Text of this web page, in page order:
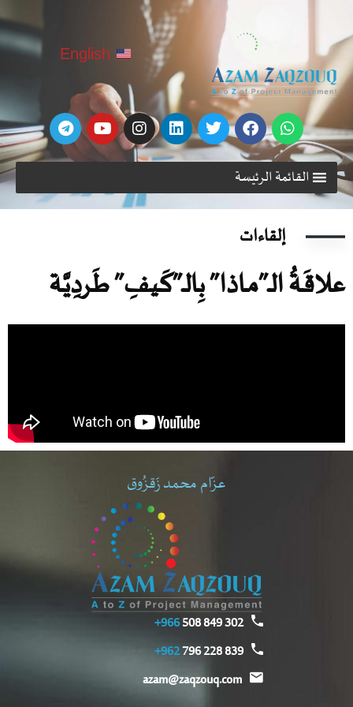
English
القائمة الرئيسة
إلقاءات
الـ”مـاذا” بِالـ”كَـيفِ” طَـردِيَّـة
عزّام محمد زَقزُوق
302 849 508
966+
839 228 796
962+
azam@zaqzouq.com